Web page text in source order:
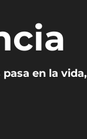
en la vida,